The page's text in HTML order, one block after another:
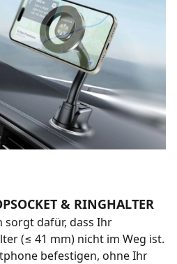
& RINGHALTER
sorgt dafür, dass Ihr
(≤ 41 mm) nicht im Weg ist.
befestigen, ohne Ihr